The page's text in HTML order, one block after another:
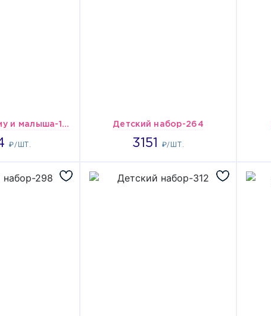
Встречаем маму и малыша-144
₽/ШТ.
4024 Детский набор-264
3151 ₽/ШТ.
3151